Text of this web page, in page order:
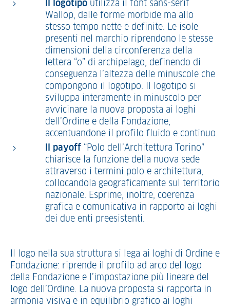
Il logotipo utilizza il font sans-serif
Wallop, dalle forme morbide ma allo
stesso tempo nette e definite. Le isole
presenti nel marchio riprendono le stesse
dimensioni della circonferenza della
lettera “o” di archipelago, definendo di
conseguenza l’altezza delle minuscole che
compongono il logotipo. Il logotipo si
sviluppa interamente in minuscolo per
avvicinare la nuova proposta ai loghi
dell’Ordine e della Fondazione,
accentuandone il profilo fluido e continuo.
Il payoff “Polo dell’Architettura Torino”
chiarisce la funzione della nuova sede
attraverso i termini polo e architettura,
collocandola geograficamente sul territorio
nazionale. Esprime, inoltre, coerenza
grafica e comunicativa in rapporto ai loghi
dei due enti preesistenti.
Il logo nella sua struttura si lega ai loghi di Ordine e
Fondazione: riprende il profilo ad arco del logo
della Fondazione e l’impostazione più lineare del
logo dell’Ordine. La nuova proposta si rapporta in
armonia visiva e in equilibrio grafico ai loghi